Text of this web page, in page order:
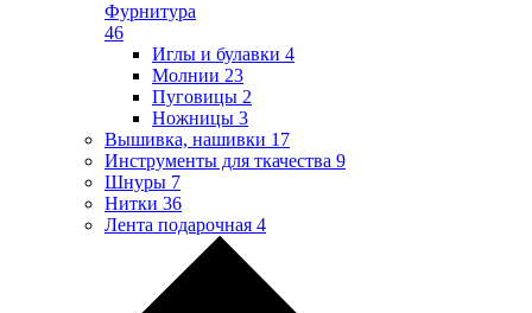
Фурнитура
46
Иглы и булавки 4
Молнии 23
Пуговицы 2
Ножницы 3
Вышивка, нашивки 17
Инструменты для ткачества 9
Шнуры 7
Нитки 36
Лента подарочная 4